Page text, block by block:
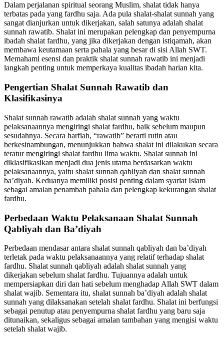
Dalam perjalanan spiritual seorang Muslim, shalat tidak hanya
terbatas pada yang fardhu saja. Ada pula shalat-shalat sunnah yang
sangat dianjurkan untuk dikerjakan, salah satunya adalah shalat
sunnah rawatib. Shalat ini merupakan pelengkap dan penyempurna
ibadah shalat fardhu, yang jika dikerjakan dengan istiqamah, akan
membawa keutamaan serta pahala yang besar di sisi Allah SWT.
Memahami esensi dan praktik shalat sunnah rawatib ini menjadi
langkah penting untuk memperkaya kualitas ibadah harian kita.
Pengertian Shalat Sunnah Rawatib dan
Klasifikasinya
Shalat sunnah rawatib adalah shalat sunnah yang waktu
pelaksanaannya mengiringi shalat fardhu, baik sebelum maupun
sesudahnya. Secara harfiah, “rawatib” berarti rutin atau
berkesinambungan, menunjukkan bahwa shalat ini dilakukan secara
teratur mengiringi shalat fardhu lima waktu. Shalat sunnah ini
diklasifikasikan menjadi dua jenis utama berdasarkan waktu
pelaksanaannya, yaitu shalat sunnah qabliyah dan shalat sunnah
ba’diyah. Keduanya memiliki posisi penting dalam syariat Islam
sebagai amalan penambah pahala dan pelengkap kekurangan shalat
fardhu.
Perbedaan Waktu Pelaksanaan Shalat Sunnah
Qabliyah dan Ba’diyah
Perbedaan mendasar antara shalat sunnah qabliyah dan ba’diyah
terletak pada waktu pelaksanaannya yang relatif terhadap shalat
fardhu. Shalat sunnah qabliyah adalah shalat sunnah yang
dikerjakan sebelum shalat fardhu. Tujuannya adalah untuk
mempersiapkan diri dan hati sebelum menghadap Allah SWT dalam
shalat wajib. Sementara itu, shalat sunnah ba’diyah adalah shalat
sunnah yang dilaksanakan setelah shalat fardhu. Shalat ini berfungsi
sebagai penutup atau penyempurna shalat fardhu yang baru saja
ditunaikan, sekaligus sebagai amalan tambahan yang mengisi waktu
setelah shalat wajib.